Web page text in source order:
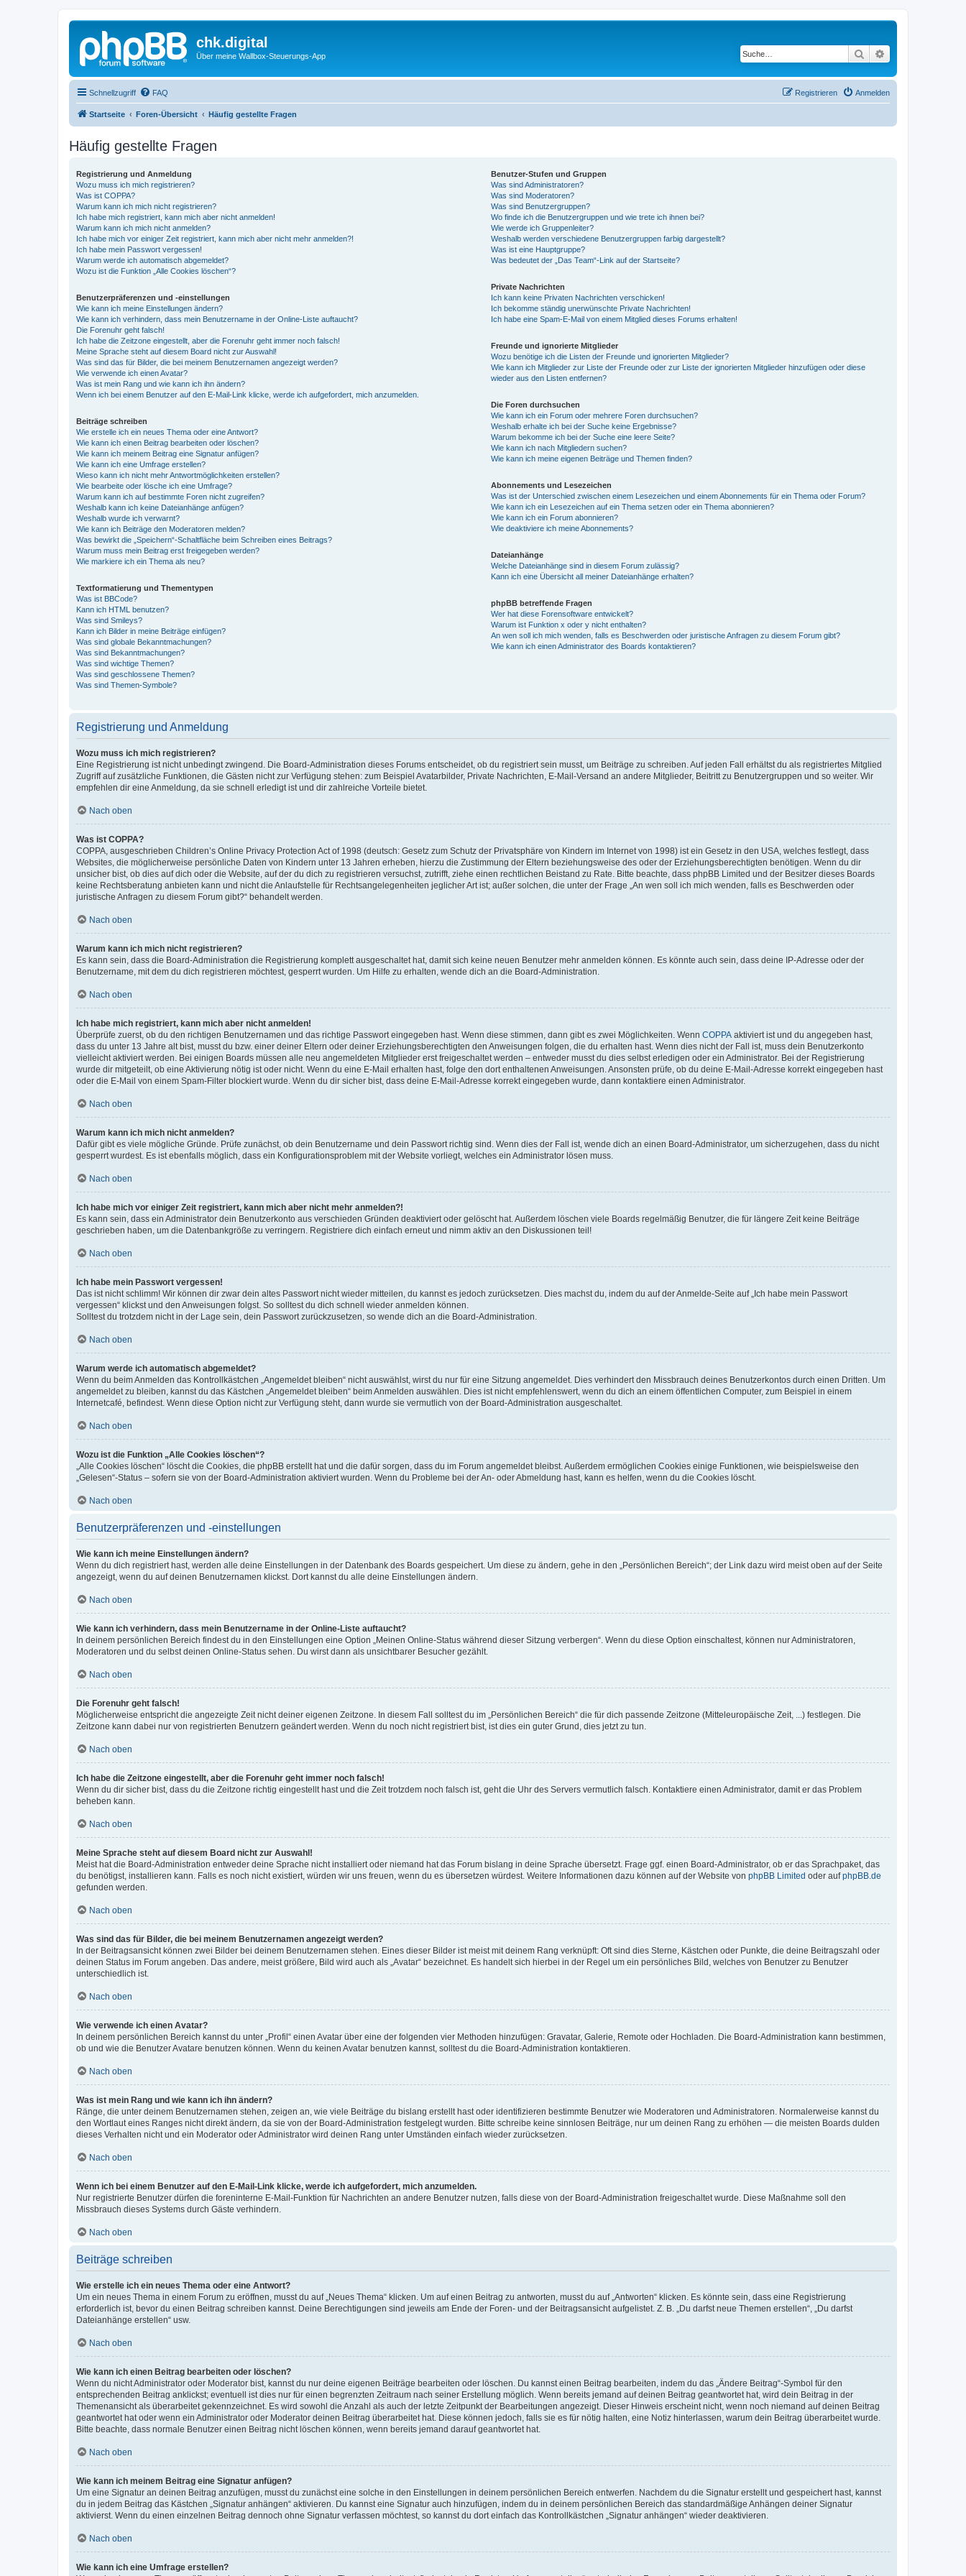
chk.digital
Über meine Wallbox-Steuerungs-App Suche
Schnellzugriff FAQ Anmelden
Registrieren
Startseite Foren-Übersicht Häufig gestellte Fragen
Häufig gestellte Fragen
Registrierung und Anmeldung
Wozu muss ich mich registrieren?
Was ist COPPA?
Warum kann ich mich nicht registrieren?
Ich habe mich registriert, kann mich aber nicht anmelden!
Warum kann ich mich nicht anmelden?
Ich habe mich vor einiger Zeit registriert, kann mich aber nicht mehr anmelden?!
Ich habe mein Passwort vergessen!
Warum werde ich automatisch abgemeldet?
Wozu ist die Funktion „Alle Cookies löschen“?
Benutzerpräferenzen und -einstellungen
Wie kann ich meine Einstellungen ändern?
Wie kann ich verhindern, dass mein Benutzername in der Online-Liste auftaucht?
Die Forenuhr geht falsch!
Ich habe die Zeitzone eingestellt, aber die Forenuhr geht immer noch falsch!
Meine Sprache steht auf diesem Board nicht zur Auswahl!
Was sind das für Bilder, die bei meinem Benutzernamen angezeigt werden?
Wie verwende ich einen Avatar?
Was ist mein Rang und wie kann ich ihn ändern?
Wenn ich bei einem Benutzer auf den E-Mail-Link klicke, werde ich aufgefordert, mich anzumelden.
Beiträge schreiben
Wie erstelle ich ein neues Thema oder eine Antwort?
Wie kann ich einen Beitrag bearbeiten oder löschen?
Wie kann ich meinem Beitrag eine Signatur anfügen?
Wie kann ich eine Umfrage erstellen?
Wieso kann ich nicht mehr Antwortmöglichkeiten erstellen?
Wie bearbeite oder lösche ich eine Umfrage?
Warum kann ich auf bestimmte Foren nicht zugreifen?
Weshalb kann ich keine Dateianhänge anfügen?
Weshalb wurde ich verwarnt?
Wie kann ich Beiträge den Moderatoren melden?
Was bewirkt die „Speichern“-Schaltfläche beim Schreiben eines Beitrags?
Warum muss mein Beitrag erst freigegeben werden?
Wie markiere ich ein Thema als neu?
Textformatierung und Thementypen
Was ist BBCode?
Kann ich HTML benutzen?
Was sind Smileys?
Kann ich Bilder in meine Beiträge einfügen?
Was sind globale Bekanntmachungen?
Was sind Bekanntmachungen?
Was sind wichtige Themen?
Was sind geschlossene Themen?
Was sind Themen-Symbole?
Benutzer-Stufen und Gruppen
Was sind Administratoren?
Was sind Moderatoren?
Was sind Benutzergruppen?
Wo finde ich die Benutzergruppen und wie trete ich ihnen bei?
Wie werde ich Gruppenleiter?
Weshalb werden verschiedene Benutzergruppen farbig dargestellt?
Was ist eine Hauptgruppe?
Was bedeutet der „Das Team“-Link auf der Startseite?
Private Nachrichten
Ich kann keine Privaten Nachrichten verschicken!
Ich bekomme ständig unerwünschte Private Nachrichten!
Ich habe eine Spam-E-Mail von einem Mitglied dieses Forums erhalten!
Freunde und ignorierte Mitglieder
Wozu benötige ich die Listen der Freunde und ignorierten Mitglieder?
Wie kann ich Mitglieder zur Liste der Freunde oder zur Liste der ignorierten Mitglieder hinzufügen oder diese
wieder aus den Listen entfernen?
Die Foren durchsuchen
Wie kann ich ein Forum oder mehrere Foren durchsuchen?
Weshalb erhalte ich bei der Suche keine Ergebnisse?
Warum bekomme ich bei der Suche eine leere Seite?
Wie kann ich nach Mitgliedern suchen?
Wie kann ich meine eigenen Beiträge und Themen finden?
Abonnements und Lesezeichen
Was ist der Unterschied zwischen einem Lesezeichen und einem Abonnements für ein Thema oder Forum?
Wie kann ich ein Lesezeichen auf ein Thema setzen oder ein Thema abonnieren?
Wie kann ich ein Forum abonnieren?
Wie deaktiviere ich meine Abonnements?
Dateianhänge
Welche Dateianhänge sind in diesem Forum zulässig?
Kann ich eine Übersicht all meiner Dateianhänge erhalten?
phpBB betreffende Fragen
Wer hat diese Forensoftware entwickelt?
Warum ist Funktion x oder y nicht enthalten?
An wen soll ich mich wenden, falls es Beschwerden oder juristische Anfragen zu diesem Forum gibt?
Wie kann ich einen Administrator des Boards kontaktieren?
Registrierung und Anmeldung
Wozu muss ich mich registrieren?
Eine Registrierung ist nicht unbedingt zwingend. Die Board-Administration dieses Forums entscheidet, ob du registriert sein musst, um Beiträge zu schreiben. Auf jeden Fall erhältst du als registriertes Mitglied
Zugriff auf zusätzliche Funktionen, die Gästen nicht zur Verfügung stehen: zum Beispiel Avatarbilder, Private Nachrichten, E-Mail-Versand an andere Mitglieder, Beitritt zu Benutzergruppen und so weiter. Wir
empfehlen dir eine Anmeldung, da sie schnell erledigt ist und dir zahlreiche Vorteile bietet.
Nach oben
Was ist COPPA?
COPPA, ausgeschrieben Children’s Online Privacy Protection Act of 1998 (deutsch: Gesetz zum Schutz der Privatsphäre von Kindern im Internet von 1998) ist ein Gesetz in den USA, welches festlegt, dass
Websites, die möglicherweise persönliche Daten von Kindern unter 13 Jahren erheben, hierzu die Zustimmung der Eltern beziehungsweise des oder der Erziehungsberechtigten benötigen. Wenn du dir
unsicher bist, ob dies auf dich oder die Website, auf der du dich zu registrieren versuchst, zutrifft, ziehe einen rechtlichen Beistand zu Rate. Bitte beachte, dass phpBB Limited und der Besitzer dieses Boards
keine Rechtsberatung anbieten kann und nicht die Anlaufstelle für Rechtsangelegenheiten jeglicher Art ist; außer solchen, die unter der Frage „An wen soll ich mich wenden, falls es Beschwerden oder
juristische Anfragen zu diesem Forum gibt?“ behandelt werden.
Nach oben
Warum kann ich mich nicht registrieren?
Es kann sein, dass die Board-Administration die Registrierung komplett ausgeschaltet hat, damit sich keine neuen Benutzer mehr anmelden können. Es könnte auch sein, dass deine IP-Adresse oder der
Benutzername, mit dem du dich registrieren möchtest, gesperrt wurden. Um Hilfe zu erhalten, wende dich an die Board-Administration.
Nach oben
Ich habe mich registriert, kann mich aber nicht anmelden!
Überprüfe zuerst, ob du den richtigen Benutzernamen und das richtige Passwort eingegeben hast. Wenn diese stimmen, dann gibt es zwei Möglichkeiten. Wenn COPPA aktiviert ist und du angegeben hast,
dass du unter 13 Jahre alt bist, musst du bzw. einer deiner Eltern oder deiner Erziehungsberechtigten den Anweisungen folgen, die du erhalten hast. Wenn dies nicht der Fall ist, muss dein Benutzerkonto
vielleicht aktiviert werden. Bei einigen Boards müssen alle neu angemeldeten Mitglieder erst freigeschaltet werden – entweder musst du dies selbst erledigen oder ein Administrator. Bei der Registrierung
wurde dir mitgeteilt, ob eine Aktivierung nötig ist oder nicht. Wenn du eine E-Mail erhalten hast, folge den dort enthaltenen Anweisungen. Ansonsten prüfe, ob du deine E-Mail-Adresse korrekt eingegeben hast
oder die E-Mail von einem Spam-Filter blockiert wurde. Wenn du dir sicher bist, dass deine E-Mail-Adresse korrekt eingegeben wurde, dann kontaktiere einen Administrator.
Nach oben
Warum kann ich mich nicht anmelden?
Dafür gibt es viele mögliche Gründe. Prüfe zunächst, ob dein Benutzername und dein Passwort richtig sind. Wenn dies der Fall ist, wende dich an einen Board-Administrator, um sicherzugehen, dass du nicht
gesperrt wurdest. Es ist ebenfalls möglich, dass ein Konfigurationsproblem mit der Website vorliegt, welches ein Administrator lösen muss.
Nach oben
Ich habe mich vor einiger Zeit registriert, kann mich aber nicht mehr anmelden?!
Es kann sein, dass ein Administrator dein Benutzerkonto aus verschieden Gründen deaktiviert oder gelöscht hat. Außerdem löschen viele Boards regelmäßig Benutzer, die für längere Zeit keine Beiträge
geschrieben haben, um die Datenbankgröße zu verringern. Registriere dich einfach erneut und nimm aktiv an den Diskussionen teil!
Nach oben
Ich habe mein Passwort vergessen!
Das ist nicht schlimm! Wir können dir zwar dein altes Passwort nicht wieder mitteilen, du kannst es jedoch zurücksetzen. Dies machst du, indem du auf der Anmelde-Seite auf „Ich habe mein Passwort
vergessen“ klickst und den Anweisungen folgst. So solltest du dich schnell wieder anmelden können.
Solltest du trotzdem nicht in der Lage sein, dein Passwort zurückzusetzen, so wende dich an die Board-Administration.
Nach oben
Warum werde ich automatisch abgemeldet?
Wenn du beim Anmelden das Kontrollkästchen „Angemeldet bleiben“ nicht auswählst, wirst du nur für eine Sitzung angemeldet. Dies verhindert den Missbrauch deines Benutzerkontos durch einen Dritten. Um
angemeldet zu bleiben, kannst du das Kästchen „Angemeldet bleiben“ beim Anmelden auswählen. Dies ist nicht empfehlenswert, wenn du dich an einem öffentlichen Computer, zum Beispiel in einem
Internetcafé, befindest. Wenn diese Option nicht zur Verfügung steht, dann wurde sie vermutlich von der Board-Administration ausgeschaltet.
Nach oben
Wozu ist die Funktion „Alle Cookies löschen“?
„Alle Cookies löschen“ löscht die Cookies, die phpBB erstellt hat und die dafür sorgen, dass du im Forum angemeldet bleibst. Außerdem ermöglichen Cookies einige Funktionen, wie beispielsweise den
„Gelesen“-Status – sofern sie von der Board-Administration aktiviert wurden. Wenn du Probleme bei der An- oder Abmeldung hast, kann es helfen, wenn du die Cookies löscht.
Nach oben
Benutzerpräferenzen und -einstellungen
Wie kann ich meine Einstellungen ändern?
Wenn du dich registriert hast, werden alle deine Einstellungen in der Datenbank des Boards gespeichert. Um diese zu ändern, gehe in den „Persönlichen Bereich“; der Link dazu wird meist oben auf der Seite
angezeigt, wenn du auf deinen Benutzernamen klickst. Dort kannst du alle deine Einstellungen ändern.
Nach oben
Wie kann ich verhindern, dass mein Benutzername in der Online-Liste auftaucht?
In deinem persönlichen Bereich findest du in den Einstellungen eine Option „Meinen Online-Status während dieser Sitzung verbergen“. Wenn du diese Option einschaltest, können nur Administratoren,
Moderatoren und du selbst deinen Online-Status sehen. Du wirst dann als unsichtbarer Besucher gezählt.
Nach oben
Die Forenuhr geht falsch!
Möglicherweise entspricht die angezeigte Zeit nicht deiner eigenen Zeitzone. In diesem Fall solltest du im „Persönlichen Bereich“ die für dich passende Zeitzone (Mitteleuropäische Zeit, ...) festlegen. Die
Zeitzone kann dabei nur von registrierten Benutzern geändert werden. Wenn du noch nicht registriert bist, ist dies ein guter Grund, dies jetzt zu tun.
Nach oben
Ich habe die Zeitzone eingestellt, aber die Forenuhr geht immer noch falsch!
Wenn du dir sicher bist, dass du die Zeitzone richtig eingestellt hast und die Zeit trotzdem noch falsch ist, geht die Uhr des Servers vermutlich falsch. Kontaktiere einen Administrator, damit er das Problem
beheben kann.
Nach oben
Meine Sprache steht auf diesem Board nicht zur Auswahl!
Meist hat die Board-Administration entweder deine Sprache nicht installiert oder niemand hat das Forum bislang in deine Sprache übersetzt. Frage ggf. einen Board-Administrator, ob er das Sprachpaket, das
du benötigst, installieren kann. Falls es noch nicht existiert, würden wir uns freuen, wenn du es übersetzen würdest. Weitere Informationen dazu können auf der Website von phpBB Limited oder aufphpBB.de
gefunden werden.
Nach oben
Was sind das für Bilder, die bei meinem Benutzernamen angezeigt werden?
In der Beitragsansicht können zwei Bilder bei deinem Benutzernamen stehen. Eines dieser Bilder ist meist mit deinem Rang verknüpft: Oft sind dies Sterne, Kästchen oder Punkte, die deine Beitragszahl oder
deinen Status im Forum angeben. Das andere, meist größere, Bild wird auch als „Avatar“ bezeichnet. Es handelt sich hierbei in der Regel um ein persönliches Bild, welches von Benutzer zu Benutzer
unterschiedlich ist.
Nach oben
Wie verwende ich einen Avatar?
In deinem persönlichen Bereich kannst du unter „Profil“ einen Avatar über eine der folgenden vier Methoden hinzufügen: Gravatar, Galerie, Remote oder Hochladen. Die Board-Administration kann bestimmen,
ob und wie die Benutzer Avatare benutzen können. Wenn du keinen Avatar benutzen kannst, solltest du die Board-Administration kontaktieren.
Nach oben
Was ist mein Rang und wie kann ich ihn ändern?
Ränge, die unter deinem Benutzernamen stehen, zeigen an, wie viele Beiträge du bislang erstellt hast oder identifizieren bestimmte Benutzer wie Moderatoren und Administratoren. Normalerweise kannst du
den Wortlaut eines Ranges nicht direkt ändern, da sie von der Board-Administration festgelegt wurden. Bitte schreibe keine sinnlosen Beiträge, nur um deinen Rang zu erhöhen — die meisten Boards dulden
dieses Verhalten nicht und ein Moderator oder Administrator wird deinen Rang unter Umständen einfach wieder zurücksetzen.
Nach oben
Wenn ich bei einem Benutzer auf den E-Mail-Link klicke, werde ich aufgefordert, mich anzumelden.
Nur registrierte Benutzer dürfen die foreninterne E-Mail-Funktion für Nachrichten an andere Benutzer nutzen, falls diese von der Board-Administration freigeschaltet wurde. Diese Maßnahme soll den
Missbrauch dieses Systems durch Gäste verhindern.
Nach oben
Beiträge schreiben
Wie erstelle ich ein neues Thema oder eine Antwort?
Um ein neues Thema in einem Forum zu eröffnen, musst du auf „Neues Thema“ klicken. Um auf einen Beitrag zu antworten, musst du auf „Antworten“ klicken. Es könnte sein, dass eine Registrierung
erforderlich ist, bevor du einen Beitrag schreiben kannst. Deine Berechtigungen sind jeweils am Ende der Foren- und der Beitragsansicht aufgelistet. Z. B. „Du darfst neue Themen erstellen“, „Du darfst
Dateianhänge erstellen“ usw.
Nach oben
Wie kann ich einen Beitrag bearbeiten oder löschen?
Wenn du nicht Administrator oder Moderator bist, kannst du nur deine eigenen Beiträge bearbeiten oder löschen. Du kannst einen Beitrag bearbeiten, indem du das „Ändere Beitrag“-Symbol für den
entsprechenden Beitrag anklickst; eventuell ist dies nur für einen begrenzten Zeitraum nach seiner Erstellung möglich. Wenn bereits jemand auf deinen Beitrag geantwortet hat, wird dein Beitrag in der
Themenansicht als überarbeitet gekennzeichnet. Es wird sowohl die Anzahl als auch der letzte Zeitpunkt der Bearbeitungen angezeigt. Dieser Hinweis erscheint nicht, wenn noch niemand auf deinen Beitrag
geantwortet hat oder wenn ein Administrator oder Moderator deinen Beitrag überarbeitet hat. Diese können jedoch, falls sie es für nötig halten, eine Notiz hinterlassen, warum dein Beitrag überarbeitet wurde.
Bitte beachte, dass normale Benutzer einen Beitrag nicht löschen können, wenn bereits jemand darauf geantwortet hat.
Nach oben
Wie kann ich meinem Beitrag eine Signatur anfügen?
Um eine Signatur an deinen Beitrag anzufügen, musst du zunächst eine solche in den Einstellungen in deinem persönlichen Bereich entwerfen. Nachdem du die Signatur erstellt und gespeichert hast, kannst
du in jedem Beitrag das Kästchen „Signatur anhängen“ aktivieren. Du kannst eine Signatur auch hinzufügen, indem du in deinem persönlichen Bereich das standardmäßige Anhängen deiner Signatur
aktivierst. Wenn du einen einzelnen Beitrag dennoch ohne Signatur verfassen möchtest, so kannst du dort einfach das Kontrollkästchen „Signatur anhängen“ wieder deaktivieren.
Nach oben
Wie kann ich eine Umfrage erstellen?